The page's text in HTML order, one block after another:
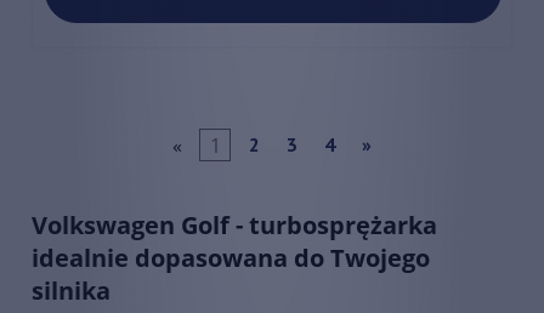
« 1 2 3 4 »
Volkswagen Golf - turbosprężarka
idealnie dopasowana do Twojego
silnika